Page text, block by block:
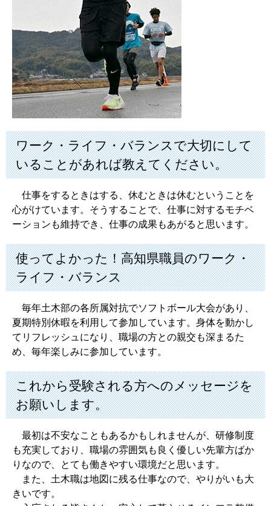
ワーク・ライフ・バランスで大切にして
いることがあれば教えてください。
仕事をするときはする、休むときは休むということを
心がけています。そうすることで、仕事に対するモチベ
ーションも維持でき、仕事の成果もあがると思います。
使ってよかった！高知県職員のワーク・
ライフ・バランス
毎年土木部の各所属対抗でソフトボール大会があり、
夏期特別休暇を利用して参加しています。身体を動かし
てリフレッシュになり、職場の方との親交も深まるた
め、毎年楽しみに参加しています。
これから受験される方へのメッセージを
お願いします。
最初は不安なこともあるかもしれませんが、研修制度
も充実しており、職場の雰囲気も良く優しい先輩方ばか
りなので、とても働きやすい環境だと思います。
また、土木職は地図に残る仕事なので、やりがいも大
きいです。